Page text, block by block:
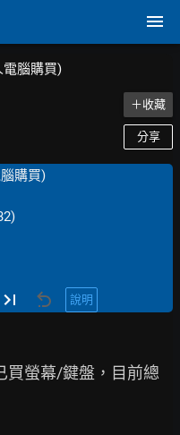
電腦購買)
＋收藏
分享
購買)
說明
買螢幕/鍵盤，目前總